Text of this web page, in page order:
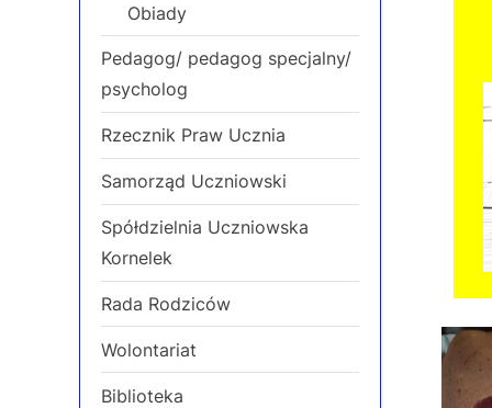
Obiady
Pedagog/ pedagog specjalny/
psycholog
Rzecznik Praw Ucznia
Samorząd Uczniowski
Spółdzielnia Uczniowska
Kornelek
Rada Rodziców
Wolontariat
Biblioteka